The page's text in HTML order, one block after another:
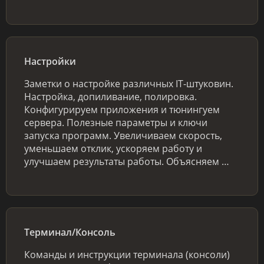
Настройки
Заметки о настройке различных IT-штуковин.
Настройка, допиливание, полировка.
Конфигурируем приложения и тюнингуем
сервера. Полезные параметры и ключи
запуска программ. Увеличиваем скорость,
уменьшаем отклик, ускоряем работу и
улучшаем результаты работы. Объясняем …
Терминал/Консоль
Команды и инструкции терминала (консоли)